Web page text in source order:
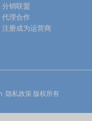
分销联盟
代理合作
注册成为运营商
隐私政策 版权所有